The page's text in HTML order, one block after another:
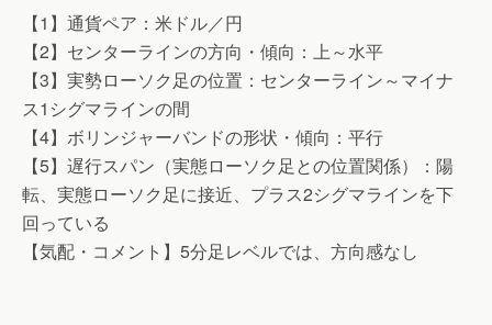
【1】通貨ペア：米ドル／円
【2】センターラインの方向・傾向：上～水平
【3】実勢ローソク足の位置：センターライン～マイナ
ス1シグマラインの間
【4】ボリンジャーバンドの形状・傾向：平行
【5】遅行スパン（実態ローソク足との位置関係）：陽
転、実態ローソク足に接近、プラス2シグマラインを下
回っている
【気配・コメント】5分足レベルでは、方向感なし